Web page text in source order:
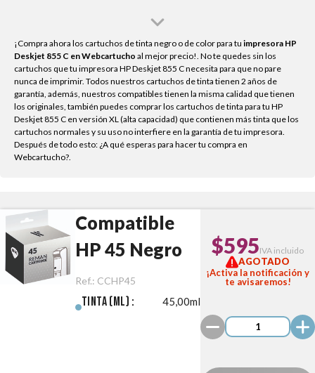
¡Compra ahora los cartuchos de tinta negro o de color para tu impresora HP
Deskjet 855 C en Webcartucho al mejor precio!. No te quedes sin los
cartuchos que tu impresora HP Deskjet 855 C necesita para que no pare
nunca de imprimir. Todos nuestros cartuchos de tinta tienen 2 años de
garantía, además, nuestros compatibles tienen la misma calidad que tienen
los originales, también puedes comprar los cartuchos de tinta para tu HP
Deskjet 855 C en versión XL (alta capacidad) que contienen más tinta que los
cartuchos normales y su uso no interfiere en la garantía de tu impresora.
Después de todo esto: ¿A qué esperas para hacer tu compra en
Webcartucho?.
Compatible
HP 45 Negro
Ref.: CCHP45
Tinta (ml) : 45,00ml
$595IVA incluido
AGOTADO
¡Activa la notificación y
te avisaremos!